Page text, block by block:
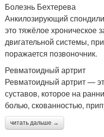
Болезнь Бехтерева
Анкилозирующий
это тяжёлое хроническое
двигательной системы,
поражается позвоночник.
Ревматоидный артрит
Ревматоидный артрит —
суставов, которое на
болью, скованностью,
читать дальше →